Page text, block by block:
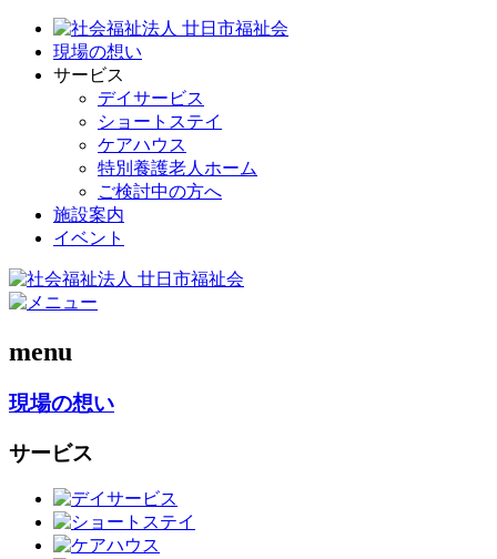
現場の想い
サービス
デイサービス
ショートステイ
ケアハウス
特別養護老人ホーム
ご検討中の方へ
施設案内
イベント
menu
現場の想い
サービス